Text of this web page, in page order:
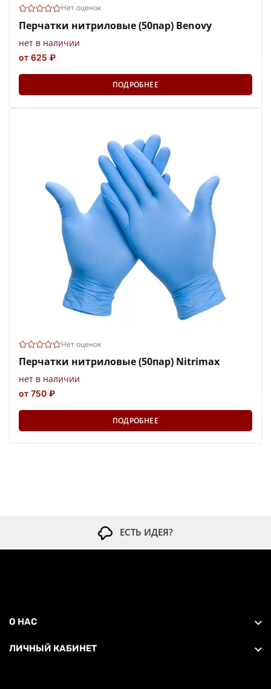
Нет оценок
Перчатки нитриловые (50пар) Benovy
нет в наличии
от 625 ₽
ПОДРОБНЕЕ
Нет оценок
Перчатки нитриловые (50пар) Nitrimax
нет в наличии
от 750 ₽
ПОДРОБНЕЕ
ЕСТЬ ИДЕЯ?
О НАС
ЛИЧНЫЙ КАБИНЕТ